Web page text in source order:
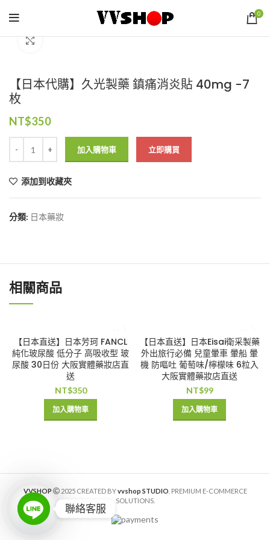
0
【日本代購】久光製藥 鎮痛消炎貼 40mg -7
枚
NT$350
加入購物車 立即購買
添加到收藏夾
分類: 日本藥妝
相關商品
【日本直送】日本芳珂 FANCL
純化玻尿酸 低分子 高吸收型 玻
尿酸 30日份 大阪實體藥妝店直
送
NT$350
加入購物車
【日本直送】日本Eisai衛采製藥
外出旅行必備 兒童暈車 暈船 暈
機 防嘔吐 葡萄味/檸檬味 6粒入
大阪實體藥妝店直送
NT$99
加入購物車
VVSHOP 2025 CREATED BYvvshop STUDIO . PREMIUM E-COMMERCE
SOLUTIONS.
聯絡客服